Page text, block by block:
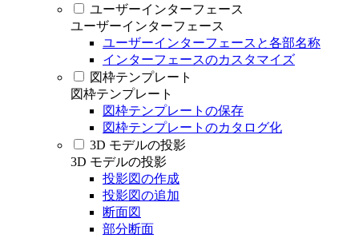
ユーザーインターフェース
ユーザーインターフェース
ユーザーインターフェースと各部名称
インターフェースのカスタマイズ
図枠テンプレート
図枠テンプレート
図枠テンプレートの保存
図枠テンプレートのカタログ化
3D モデルの投影
3D モデルの投影
投影図の作成
投影図の追加
断面図
部分断面